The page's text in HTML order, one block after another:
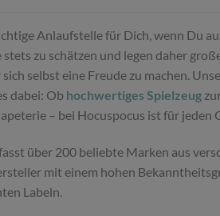
Anlaufstelle für Dich, wenn Du
zu schätzen und legen daher
selbst eine Freude zu machen.
dabei: Ob hochwertiges Spielzeug
– bei Hocuspocus ist für jeden
über 200 beliebte Marken aus
mit einem hohen
Labeln.